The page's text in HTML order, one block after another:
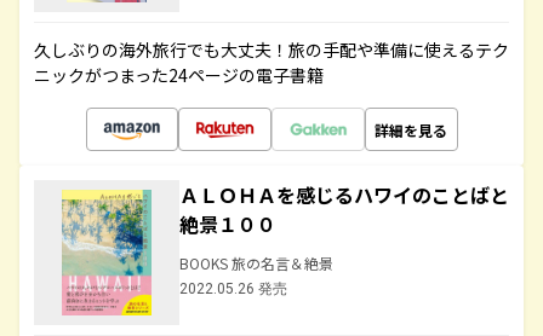
久しぶりの海外旅行でも大丈夫！旅の手配や準備に使えるテク
ニックがつまった24ページの電子書籍
詳細を見る
ＡＬＯＨＡを感じるハワイのことばと
絶景１００
BOOKS 旅の名言＆絶景
2022.05.26 発売